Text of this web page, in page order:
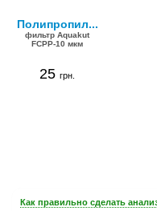
Полипропил...
фильтр Aquakut
FCPP-10 мкм
25 грн.
Как правильно сделать